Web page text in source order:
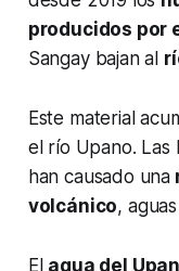
producidos por
Sangay bajan al
Este material
el río Upano. Las
han causado una
volcánico,
El agua del